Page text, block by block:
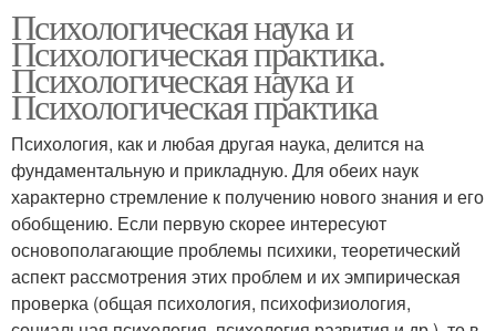
Психологическая наука и
Психологическая практика.
Психологическая наука и
Психологическая практика
Психология, как и любая другая наука, делится на
фундаментальную и приклад­ную. Для обеих наук
характерно стремление к получению нового знания и его
обоб­щению. Если первую скорее интересуют
основополагающие проблемы психики, тео­ретический
аспект рассмотрения этих проблем и их эмпирическая
проверка (общая психология, психофизиология,